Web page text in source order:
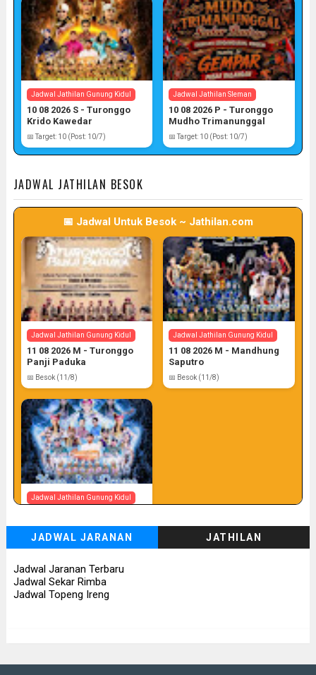
Jadwal Jathilan Gunung Kidul
10 08 2026 S - Turonggo
Krido Kawedar
📅 Target: 10 (Post: 10/7)
Jadwal Jathilan Sleman
10 08 2026 P - Turonggo
Mudho Trimanunggal
📅 Target: 10 (Post: 10/7)
JADWAL JATHILAN BESOK
📅 Jadwal Untuk Besok ~ Jathilan.com
Jadwal Jathilan Gunung Kidul
11 08 2026 M - Turonggo
Panji Paduka
📅 Besok (11/8)
Jadwal Jathilan Gunung Kidul
11 08 2026 M - Mandhung
Saputro
📅 Besok (11/8)
Jadwal Jathilan Gunung Kidul
Pruso
📅 Besok (11/8)
JADWAL JARANAN JATHILAN
Jadwal Jaranan Terbaru
Jadwal Sekar Rimba
Jadwal Topeng Ireng